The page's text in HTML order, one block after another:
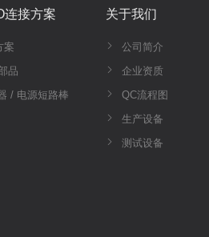
连接方案
案
品
/ 电源短路棒
关于我们
公司简介
企业资质
QC流程图
生产设备
测试设备